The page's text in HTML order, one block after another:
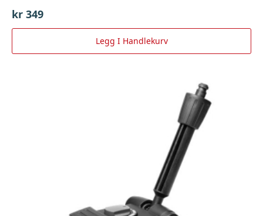
kr 349
Legg I Handlekurv